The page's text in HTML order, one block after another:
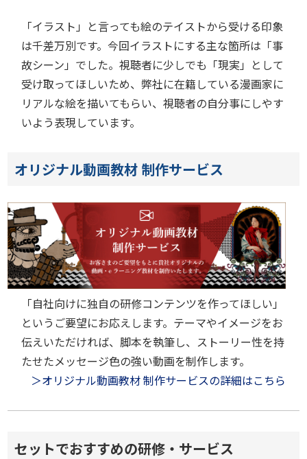
「イラスト」と言っても絵のテイストから受ける印象
は千差万別です。今回イラストにする主な箇所は「事
故シーン」でした。視聴者に少しでも「現実」として
受け取ってほしいため、弊社に在籍している漫画家に
リアルな絵を描いてもらい、視聴者の自分事にしやす
いよう表現しています。
オリジナル動画教材 制作サービス
「自社向けに独自の研修コンテンツを作ってほしい」
というご要望にお応えします。テーマやイメージをお
伝えいただければ、脚本を執筆し、ストーリー性を持
たせたメッセージ色の強い動画を制作します。
＞オリジナル動画教材 制作サービスの詳細はこちら
セットでおすすめの研修・サービス